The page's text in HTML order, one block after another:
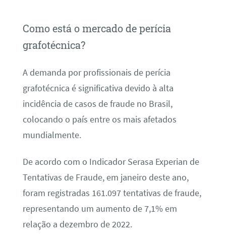
Como está o mercado de perícia
grafotécnica?
A demanda por profissionais de perícia
grafotécnica é significativa devido à alta
incidência de casos de fraude no Brasil,
colocando o país entre os mais afetados
mundialmente.
De acordo com o Indicador Serasa Experian de
Tentativas de Fraude, em janeiro deste ano,
foram registradas 161.097 tentativas de fraude,
representando um aumento de 7,1% em
relação a dezembro de 2022.